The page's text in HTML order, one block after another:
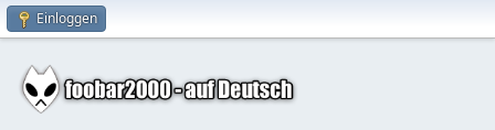
Einloggen